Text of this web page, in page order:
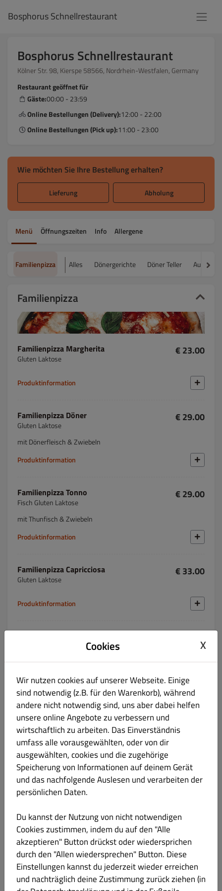
Bosphorus Schnellrestaurant
Bosphorus Schnellrestaurant
Kölner Str. 98, Kierspe 58566, Nordrhein-Westfalen, Germany
Restaurant geöffnet für
Gäste:00:00 - 23:59
Online Bestellungen (Delivery):12:00 - 22:00
Online Bestellungen (Pick up):11:00 - 23:00
Wie möchten Sie Ihre Bestellung erhalten?
Lieferung Abholung
Menü Öffnungszeiten Info Allergene
Familienpizza Alles Dönergerichte Döner Teller Aufläufe
Familienpizza
Familienpizza Margherita
Gluten Laktose
€ 23.00
Produktinformation
Familienpizza Döner
Gluten Laktose
€ 29.00
mit Dönerfleisch & Zwiebeln
Produktinformation
Familienpizza Tonno
Fisch Gluten Laktose
€ 29.00
mit Thunfisch & Zwiebeln
Produktinformation
Familienpizza Capricciosa
Gluten Laktose
€ 33.00
Produktinformation
mit Champignons, Paprika, Zwiebel, Peperoni & Mais
Produktinformation
Familienpizza Hollandaise
Gluten Laktose
mit Hollandaise Sauce
Produktinformation
Familienpizza, Sucuk
Gluten Laktose
Sucuk mit Zwiebeln
Produktinformation
Cookies X
Wir nutzen cookies auf unserer Webseite. Einige
sind notwendig (z.B. für den Warenkorb), während
andere nicht notwendig sind, uns aber dabei helfen
unsere online Angebote zu verbessern und
wirtschaftlich zu arbeiten. Das Einverständnis
umfass alle vorausgewählten, oder von dir
ausgewählten, cookies und die zugehörige
Speicherung von Informationen auf deinem Gerät
und das nachfolgende Auslesen und verarbeiten der
persönlichen Daten.
Du kannst der Nutzung von nicht notwendigen
Cookies zustimmen, indem du auf den "Alle
akzeptieren" Button drückst oder wiedersprichen
durch den "Allen wiedersprechen" Button. Diese
Einstellungen kannst du jederzeit wieder erreichen
und nachträglich deine Zustimmung zurück ziehen (in